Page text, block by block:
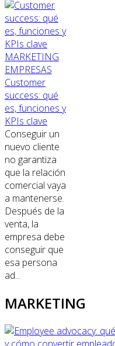
MARKETING
EMPRESAS
Customer
success: qué
es, funciones y
KPIs clave
Conseguir un
nuevo cliente
no garantiza
que la relación
comercial vaya
a mantenerse.
Después de la
venta, la
empresa debe
conseguir que
esa persona
ad...
MARKETING